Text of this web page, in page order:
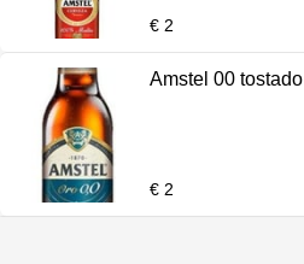
€ 2
Amstel 00 tostado
€ 2